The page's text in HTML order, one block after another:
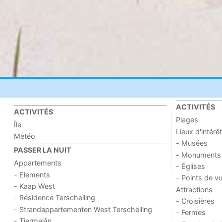
ACTIVITÉS
Île
Météo
PASSER LA NUIT
Appartements
- Elements
- Kaap West
- Résidence Terschelling
- Strandappartementen West Terschelling
ACTIVITÉS
Plages
Lieux d'intérêt
- Musées
- Monuments
- Églises
- Points de
Attractions
- Croisières
- Fermes